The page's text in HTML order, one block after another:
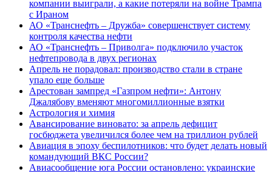
компании выиграли, а какие потеряли на войне Трампа
с Ираном
АО «Транснефть – Дружба» совершенствует систему
контроля качества нефти
АО «Транснефть – Приволга» подключило участок
нефтепровода в двух регионах
Апрель не порадовал: производство стали в стране
упало еще больше
Арестован зампред «Газпром нефти»: Антону
Джалябову вменяют многомиллионные взятки
Астрология и химия
Авансирование виновато: за апрель дефицит
госбюджета увеличился более чем на триллион рублей
Авиация в эпоху беспилотников: что будет делать новый
командующий ВКС России?
Авиасообщение юга России остановлено: украинские